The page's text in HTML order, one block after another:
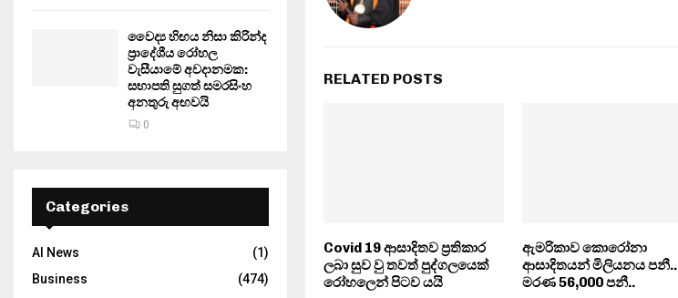
RELATED POSTS
Covid 19 ආසාදිතව ප්‍රතිකාර
ලබා සුව වු තවත් පුද්ගලයෙක්
රෝහලෙන් පිටව යයි
ඇමරිකාව කොරෝනා
ආසාදිතයන් මිලියනය පනී..
මරණ 56,000 පනී..
වෛද්‍ය හිඟය නිසා කිරින්ද
ප්‍රාදේශීය රෝහල
වැසීයාමේ අවදානමක:
සභාපති සුගත් සමරසිංහ
අනතුරු අඟවයි
0
Categories
AI News
(1)
Business
(474)